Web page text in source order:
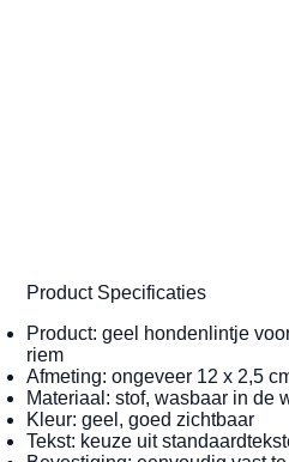
Product Specificaties
Product: geel hondenlintje
riem
Afmeting: ongeveer 12 x 2,5
Materiaal: stof, wasbaar in de
Kleur: geel, goed zichtbaar
Tekst: keuze uit